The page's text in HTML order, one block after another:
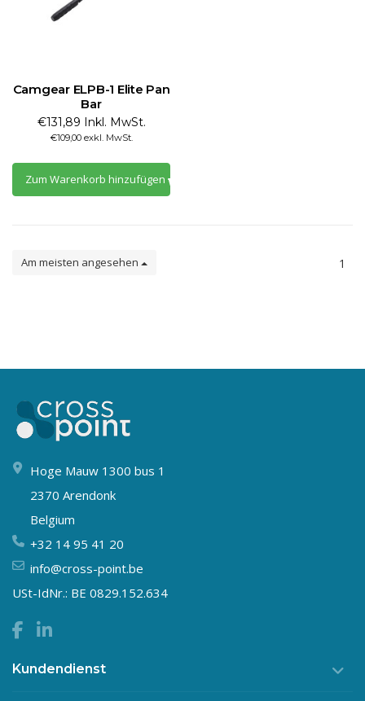
Camgear ELPB-1 Elite Pan
Bar
€131,89 Inkl. MwSt.
€109,00 exkl. MwSt.
Zum Warenkorb hinzufügen
Am meisten angesehen 1
Hoge Mauw 1300 bus 1
2370 Arendonk
Belgium
+32 14 95 41 20
info@cross-point.be
USt-IdNr.: BE 0829.152.634
Kundendienst